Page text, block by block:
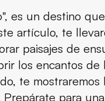
es un destino
artículo, te
paisajes de
los encantos
te
para